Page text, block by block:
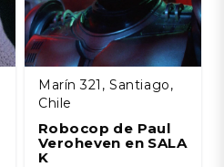
Marín 321, Santiago,
Chile
Robocop de Paul
Veroheven en SALA
K